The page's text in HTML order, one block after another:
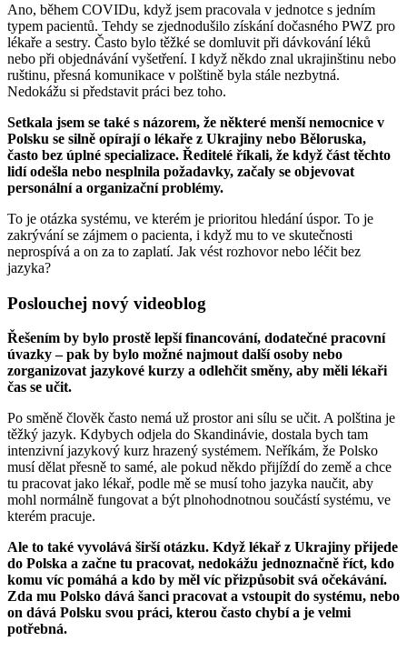
Ano, během COVIDu, když jsem pracovala v jednotce s jedním
typem pacientů. Tehdy se zjednodušilo získání dočasného PWZ pro
lékaře a sestry. Často bylo těžké se domluvit při dávkování léků
nebo při objednávání vyšetření. I když někdo znal ukrajinštinu nebo
ruštinu, přesná komunikace v polštině byla stále nezbytná.
Nedokážu si představit práci bez toho.
Setkala jsem se také s názorem, že některé menší nemocnice v
Polsku se silně opírají o lékaře z Ukrajiny nebo Běloruska,
často bez úplné specializace. Ředitelé říkali, že když část těchto
lidí odešla nebo nesplnila požadavky, začaly se objevovat
personální a organizační problémy.
To je otázka systému, ve kterém je prioritou hledání úspor. To je
zakrývání se zájmem o pacienta, i když mu to ve skutečnosti
neprospívá a on za to zaplatí. Jak vést rozhovor nebo léčit bez
jazyka?
Poslouchej nový videoblog
Řešením by bylo prostě lepší financování, dodatečné pracovní
úvazky – pak by bylo možné najmout další osoby nebo
zorganizovat jazykové kurzy a odlehčit směny, aby měli lékaři
čas se učit.
Po směně člověk často nemá už prostor ani sílu se učit. A polština je
těžký jazyk. Kdybych odjela do Skandinávie, dostala bych tam
intenzivní jazykový kurz hrazený systémem. Neříkám, že Polsko
musí dělat přesně to samé, ale pokud někdo přijíždí do země a chce
tu pracovat jako lékař, podle mě se musí toho jazyka naučit, aby
mohl normálně fungovat a být plnohodnotnou součástí systému, ve
kterém pracuje.
Ale to také vyvolává širší otázku. Když lékař z Ukrajiny přijede
do Polska a začne tu pracovat, nedokážu jednoznačně říct, kdo
komu víc pomáhá a kdo by měl víc přizpůsobit svá očekávání.
Zda mu Polsko dává šanci pracovat a vstoupit do systému, nebo
on dává Polsku svou práci, kterou často chybí a je velmi
potřebná.